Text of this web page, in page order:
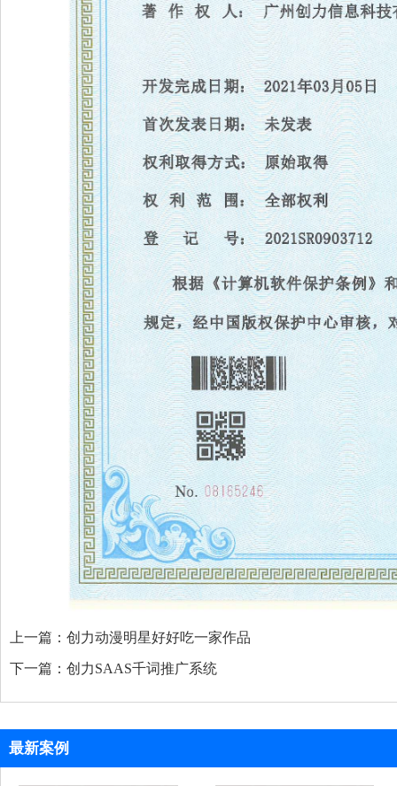
上一篇： 创力动漫明星好好吃一家作品
下一篇： 创力SAAS千词推广系统
最新案例